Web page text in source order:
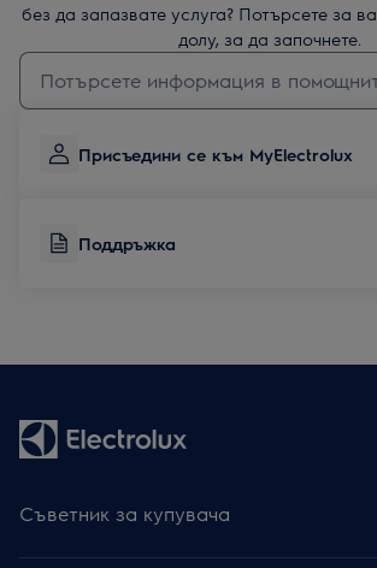
без да запазвате услуга? Потърсете за
долу, за да започнете.
Въведете текст за да потърсите статии за
Присъедини се към MyElectrolux
Поддръжка
Съветник за купувача